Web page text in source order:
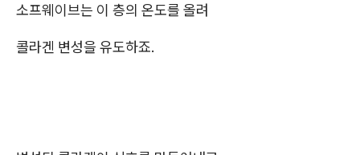
소프웨이브는 이 층의 온도를 올려
콜라겐 변성을 유도하죠.